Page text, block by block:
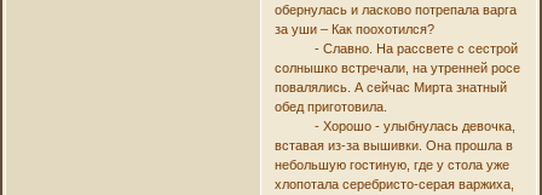
обернулась и ласково потрепала варга
за уши – Как поохотился?
- Славно. На рассвете с сестрой
солнышко встречали, на утренней росе
повалялись. А сейчас Мирта знатный
обед приготовила.
- Хорошо - улыбнулась девочка,
вставая из-за вышивки. Она прошла в
небольшую гостиную, где у стола уже
хлопотала серебристо-серая варжиха,